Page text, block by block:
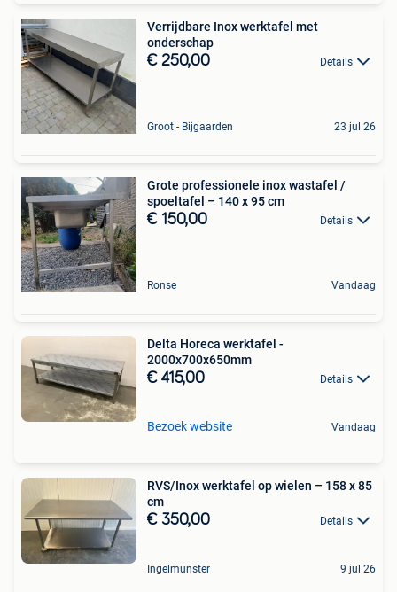
Verrijdbare Inox werktafel met
onderschap
€ 250,00 Details
Groot - Bijgaarden 23 jul 26
Grote professionele inox wastafel /
spoeltafel – 140 x 95 cm
€ 150,00 Details
Ronse Vandaag
Delta Horeca werktafel -
2000x700x650mm
€ 415,00 Details
Bezoek website Vandaag
RVS/Inox werktafel op wielen – 158 x 85
cm
€ 350,00 Details
Ingelmunster 9 jul 26